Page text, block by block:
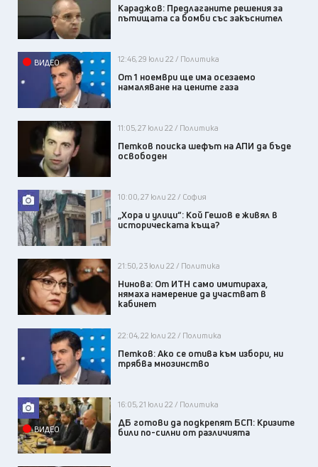
Караджов: Предлаганите решения за
пътищата са бомби със закъснител
ВИДЕО 12:46, 29 юли 22 / Политика
От 1 ноември ще има осезаемо
намаляване на цените газа
11:05, 27 юли 22 / Политика
Петков поиска шефът на АПИ да бъде
освободен
10:00, 27 юли 22 / София
„Хора и улици“: Кой Гешов е живял в
историческата къща?
21:50, 23 юли 22 / Политика
Нинова: От ИТН само имитираха,
нямаха намерение да участват в
кабинет
22:04, 22 юли 22 / Политика
Петков: Ако се отива към избори, ни
трябва мнозинство
ВИДЕО
16:05, 21 юли 22 / Политика
ДБ готови да подкрепят БСП: Кризите
били по-силни от различията